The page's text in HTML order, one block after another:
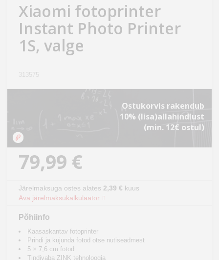
Xiaomi fotoprinter
Instant Photo Printer
1S, valge
313575
Ostukorvis rakendub
10% (lisa)allahindlust
(min. 12€ ostul)
79,99 €
Järelmaksuga ostes alates 2,39 € kuus
Ava järelmaksukalkulaator
Põhiinfo
Kaasaskantav fotoprinter
Prindi ja kujunda fotod otse nutiseadmest
5 × 7,6 cm fotod
Tindivaba ZINK tehnoloogia
aed
Ilu
Mänguasjad
Auto